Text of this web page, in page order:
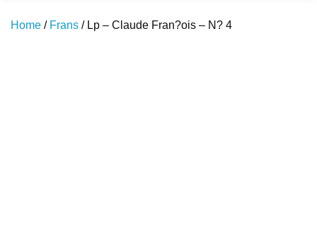
Home / Frans / Lp – Claude Fran?ois – N? 4